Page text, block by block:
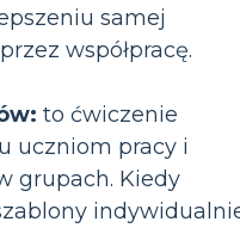
samej
współpracę.
to ćwiczenie
uczniom pracy i
grupach. Kiedy